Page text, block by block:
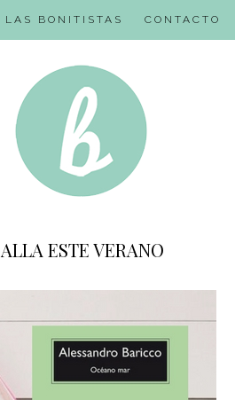
LAS BONITISTAS CONTACTO
ESTE VERANO